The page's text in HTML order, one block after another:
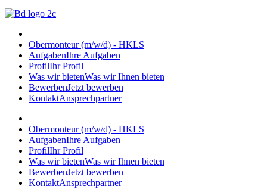
Obermonteur (m/w/d) - HKLS
AufgabenIhre Aufgaben
ProfilIhr Profil
Was wir bietenWas wir Ihnen bieten
BewerbenJetzt bewerben
KontaktAnsprechpartner
Obermonteur (m/w/d) - HKLS
AufgabenIhre Aufgaben
ProfilIhr Profil
Was wir bietenWas wir Ihnen bieten
BewerbenJetzt bewerben
KontaktAnsprechpartner